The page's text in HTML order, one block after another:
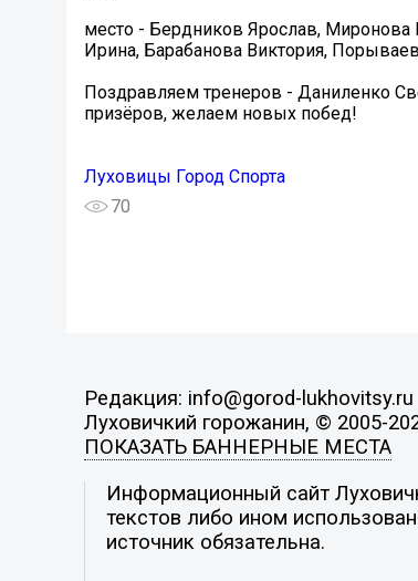
место - Бердников Ярослав, Миронова
Ирина, Барабанова Виктория,
Поздравляем тренеров - Даниленко
призёров, желаем новых побед!
Луховицы Город Спорта
70
Редакция: info@gorod-lukhovitsy.ru
Луховичкий горожанин, © 2005-
ПОКАЗАТЬ БАННЕРНЫЕ МЕСТА
Информационный сайт
текстов либо ином
источник обязательна.